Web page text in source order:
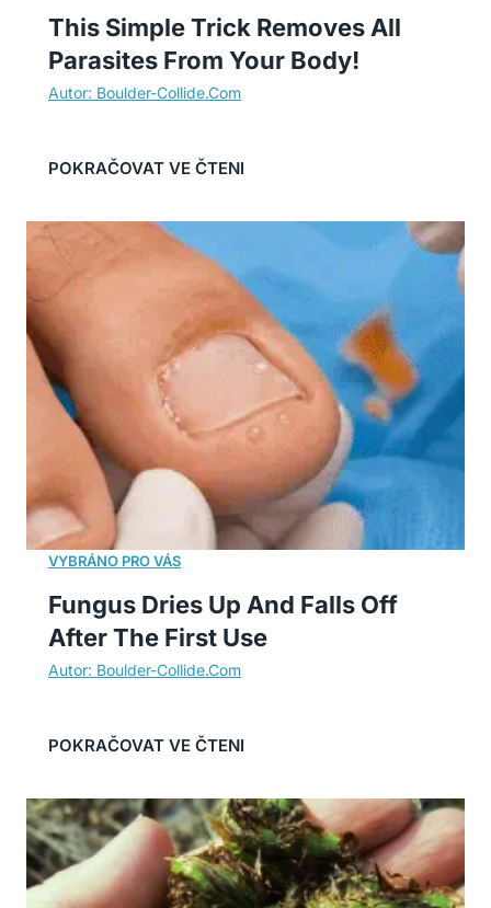
This Simple Trick Removes All
Parasites From Your Body!
Fungus Dries Up And Falls Off
After The First Use